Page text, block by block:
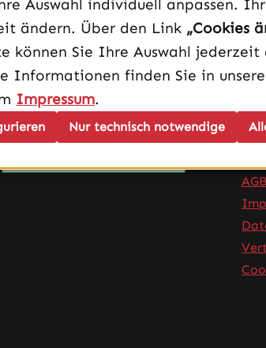
AGB
Auswahl individuell anpassen.
ändern. Über den Link „Cookies
können Sie Ihre Auswahl jederzeit
Informationen finden Sie in
Impressum.
Nur technisch notwendige